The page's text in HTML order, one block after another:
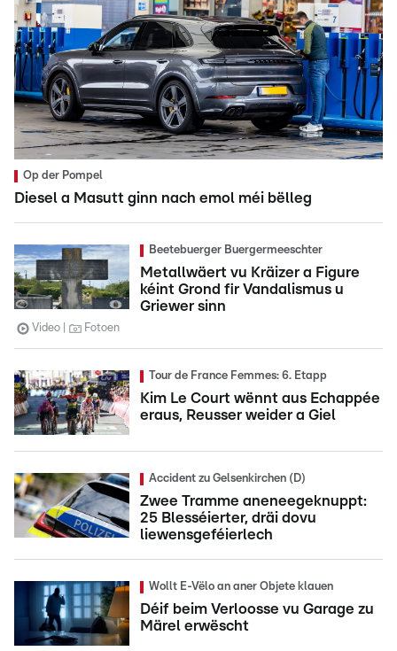
Op der Pompel
Diesel a Masutt ginn nach emol méi bëlleg
Beetebuerger Buergermeeschter
Metallwäert vu Kräizer a Figure
kéint Grond fir Vandalismus u
Griewer sinn
Video Fotoen
Tour de France Femmes: 6. Etapp
Kim Le Court wënnt aus Echappée
eraus, Reusser weider a Giel
Accident zu Gelsenkirchen (D)
Zwee Tramme aneneegeknuppt:
25 Blesséierter, dräi dovu
liewensgeféierlech
Wollt E-Vëlo an aner Objete klauen
Déif beim Verloosse vu Garage zu
Märel erwëscht